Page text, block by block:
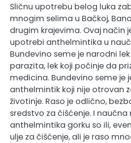
Sličnu upotrebu belog luka
mnogim selima u Bačkoj,
drugim krajevima. Ovaj način
upotrebi anthelmintika u
Bundevino seme je narodni
parazita, lek koji počinje da
medicina. Bundevino seme je
anthelmintik koji nije otrovan
životinje. Raso je odlično,
sredstvo za čišćenje. I
anthelmintika gorku so ili,
ulje za čišćenje, ali je raso